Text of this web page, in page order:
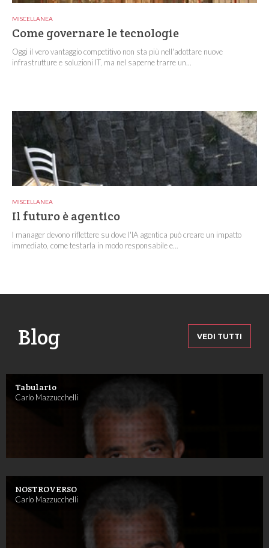
MISCELLANEA
Come governare le tecnologie
Oggi il vero vantaggio competitivo non sta più nell'adottare nuove
infrastrutture e soluzioni IT, ma nel saperne trarre un...
MISCELLANEA
Il futuro è agentico
I manager devono riflettere su dove l'IA agentica può creare un impatto
immediato, come testarla in modo responsabile e...
Blog VEDI TUTTI
Tabulario
Carlo Mazzucchelli
NOSTROVERSO
Carlo Mazzucchelli